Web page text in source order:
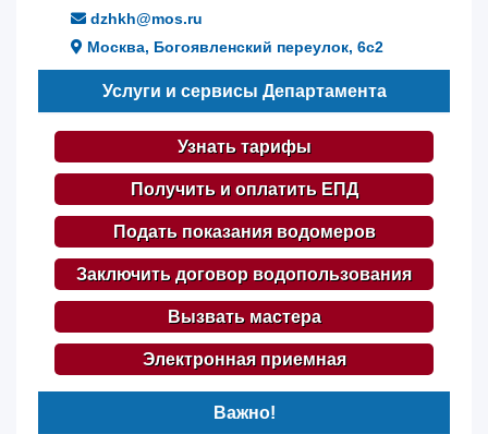
dzhkh@mos.ru
Москва, Богоявленский переулок, 6с2
Услуги и сервисы Департамента
Узнать тарифы
Получить и оплатить ЕПД
Подать показания водомеров
Заключить договор водопользования
Вызвать мастера
Электронная приемная
Важно!